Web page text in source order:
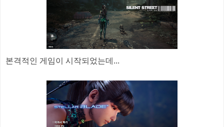
본격적인 게임이 시작되었는데...